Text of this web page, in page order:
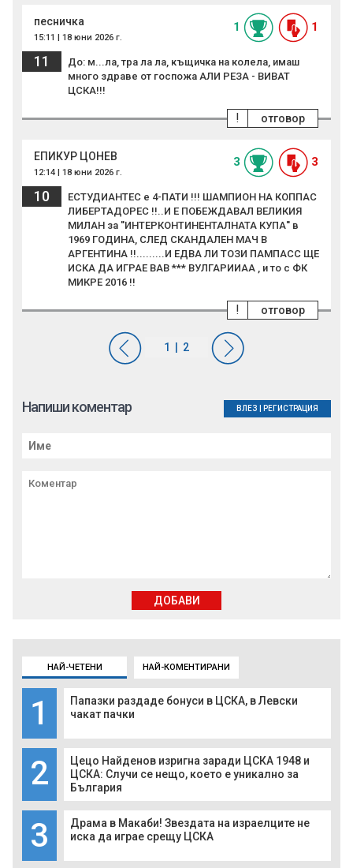
НАЙ-ЧЕТЕНИ НАЙ-КОМЕНТИРАНИ
1
Папазки раздаде бонуси в ЦСКА, в Левски
чакат пачки
2
Цецо Найденов изригна заради ЦСКА 1948 и
ЦСКА: Случи се нещо, което е уникално за
България
3
Драма в Макаби! Звездата на израелците не
иска да играе срещу ЦСКА
песничка
15:11 | 18 юни 2026 г.
1 1
11
До: м...ла, тра ла ла, къщичка на колела, имаш
много здраве от госпожа АЛИ РЕЗА - ВИВАТ
ЦСКА!!!
отговор
!
ЕПИКУР ЦОНЕВ
12:14 | 18 юни 2026 г.
3 3
10
ЕСТУДИАНТЕС е 4-ПАТИ !!! ШАМПИОН НА КОППАС
ЛИБЕРТАДОРЕС !!..И Е ПОБЕЖДАВАЛ ВЕЛИКИЯ
МИЛАН за ''ИНТЕРКОНТИНЕНТАЛНАТА КУПА'' в
1969 ГОДИНА, СЛЕД СКАНДАЛЕН МАЧ В
АРГЕНТИНА !!.........И ЕДВА ЛИ ТОЗИ ПАМПАСС ЩЕ
ИСКА ДА ИГРАЕ ВАВ *** ВУЛГАРИИАА , и то с ФК
МИКРЕ 2016 !!
отговор
!
Напиши коментар ВЛЕЗ РЕГИСТРАЦИЯ
ДОБАВИ